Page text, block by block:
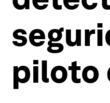
piloto